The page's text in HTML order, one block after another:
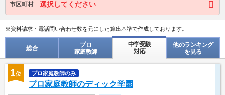
市区町村 選択してください
※資料請求・電話問い合わせ数を元にした算出基準で作成しております。
総合
プロ
家庭教師
中学受験
対応
他のランキング
を見る
1位 プロ家庭教師のみ
プロ家庭教師のディック学園